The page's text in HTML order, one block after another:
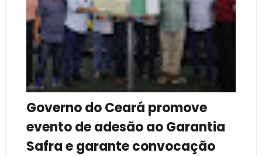
Governo do Ceará promove
evento de adesão ao Garantia
Safra e garante convocação